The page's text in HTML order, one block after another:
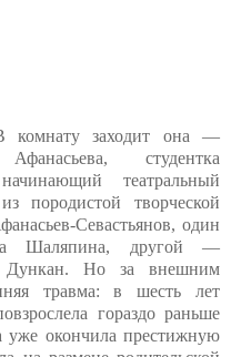
комнату заходит она —
студентка
театральный
породистой творческой
Севастьянов, один
Шаляпина, другой —
Дункан. Но за внешним
травма: в шесть лет
гораздо раньше
уже окончила престижную